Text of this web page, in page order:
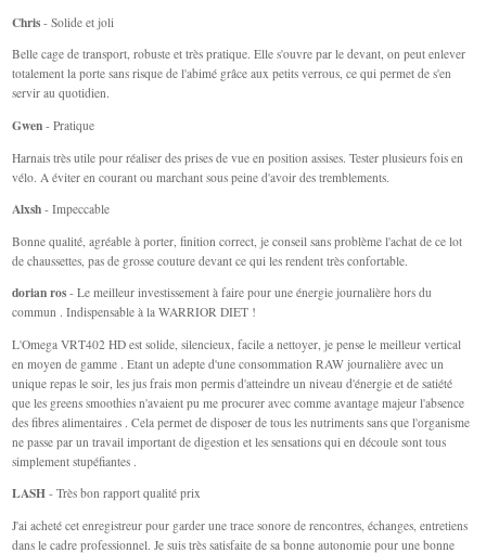
Chris - Solide et joli
Belle cage de transport, robuste et très pratique. Elle s'ouvre par le devant, on peut enlever
totalement la porte sans risque de l'abimé grâce aux petits verrous, ce qui permet de s'en
servir au quotidien.
Gwen - Pratique
Harnais très utile pour réaliser des prises de vue en position assises. Tester plusieurs fois en
vélo. A éviter en courant ou marchant sous peine d'avoir des tremblements.
Alxsh - Impeccable
Bonne qualité, agréable à porter, finition correct, je conseil sans problème l'achat de ce lot
de chaussettes, pas de grosse couture devant ce qui les rendent très confortable.
dorian ros - Le meilleur investissement à faire pour une énergie journalière hors du
commun . Indispensable à la WARRIOR DIET !
L'Omega VRT402 HD est solide, silencieux, facile a nettoyer, je pense le meilleur vertical
en moyen de gamme . Etant un adepte d'une consommation RAW journalière avec un
unique repas le soir, les jus frais mon permis d'atteindre un niveau d'énergie et de satiété
que les greens smoothies n'avaient pu me procurer avec comme avantage majeur l'absence
des fibres alimentaires . Cela permet de disposer de tous les nutriments sans que l'organisme
ne passe par un travail important de digestion et les sensations qui en découle sont tous
simplement stupéfiantes .
LASH - Très bon rapport qualité prix
J'ai acheté cet enregistreur pour garder une trace sonore de rencontres, échanges, entretiens
dans le cadre professionnel. Je suis très satisfaite de sa bonne autonomie pour une bonne